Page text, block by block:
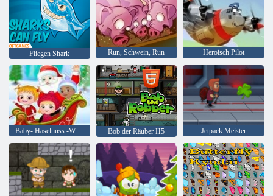
Fliegen Shark Run, Schwein, Run Heroisch Pilot
Baby- Haselnuss -Weihnachtsüberraschung Bob der Räuber H5 Jetpack Meister